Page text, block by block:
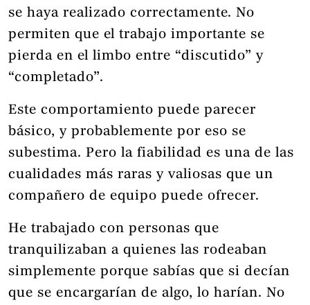
se haya realizado correctamente. No
permiten que el trabajo importante se
pierda en el limbo entre “discutido” y
“completado”.
Este comportamiento puede parecer
básico, y probablemente por eso se
subestima. Pero la fiabilidad es una de las
cualidades más raras y valiosas que un
compañero de equipo puede ofrecer.
He trabajado con personas que
tranquilizaban a quienes las rodeaban
simplemente porque sabías que si decían
que se encargarían de algo, lo harían. No